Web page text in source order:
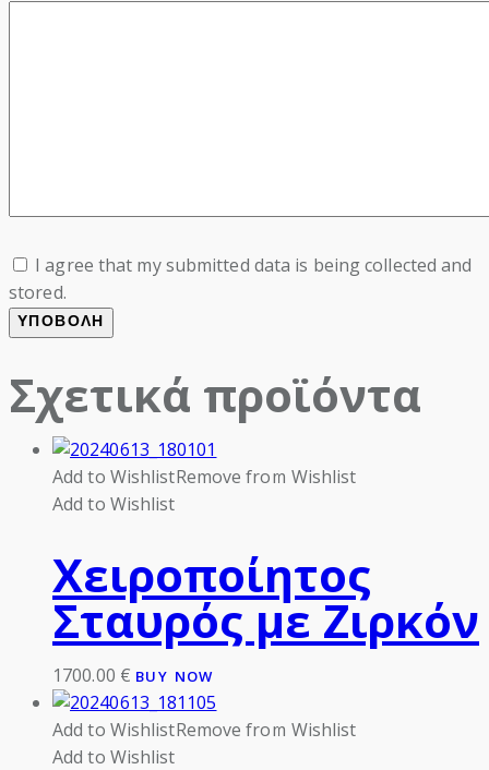
I agree that my submitted data is being collected and
stored.
Σχετικά προϊόντα
Add to WishlistRemove from Wishlist
Add to Wishlist
Χειροποίητος
Σταυρός με Ζιρκόν
1700.00 € BUY NOW
Add to WishlistRemove from Wishlist
Add to Wishlist